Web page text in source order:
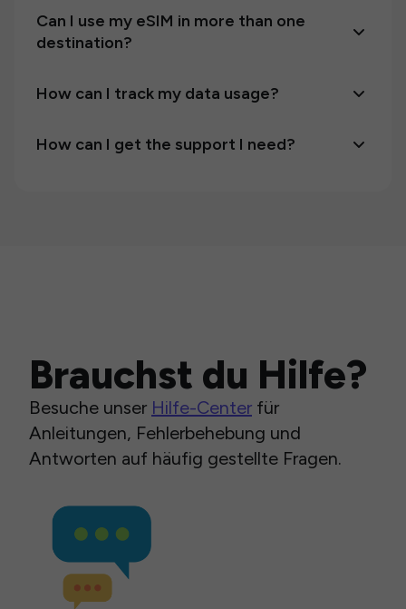
Can I use my eSIM in more than one
destination?
How can I track my data usage?
How can I get the support I need?
Brauchst du Hilfe?
Besuche unser Hilfe-Center für
Anleitungen, Fehlerbehebung und
Antworten auf häufig gestellte Fragen.